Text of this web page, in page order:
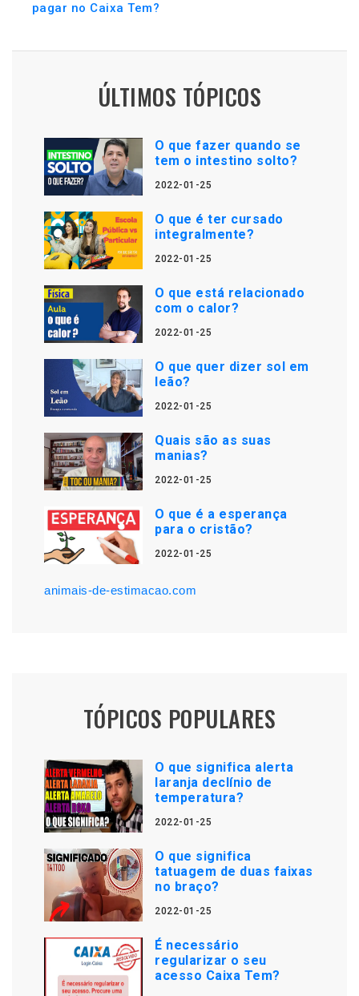
pagar no Caixa Tem?
ÚLTIMOS TÓPICOS
O que fazer quando se
tem o intestino solto?
2022-01-25
O que é ter cursado
integralmente?
2022-01-25
O que está relacionado
com o calor?
2022-01-25
O que quer dizer sol em
leão?
2022-01-25
Quais são as suas
manias?
2022-01-25
O que é a esperança
para o cristão?
2022-01-25
animais-de-estimacao.com
TÓPICOS POPULARES
O que significa alerta
laranja declínio de
temperatura?
2022-01-25
O que significa
tatuagem de duas faixas
no braço?
2022-01-25
É necessário
regularizar o seu
acesso Caixa Tem?